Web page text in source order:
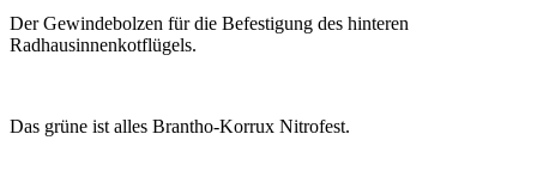
Der Gewindebolzen für die Befestigung des hinteren
Radhausinnenkotflügels.
Das grüne ist alles Brantho-Korrux Nitrofest.